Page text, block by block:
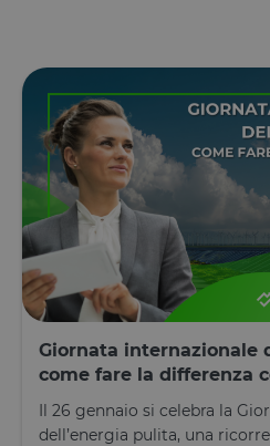
Giornata internazionale
come fare la differenza
Il 26 gennaio si celebra la
dell’energia pulita, una